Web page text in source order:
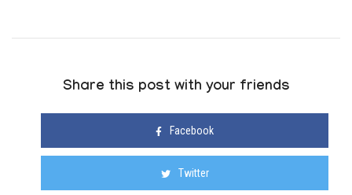
Share this post with your friends
Facebook
Twitter